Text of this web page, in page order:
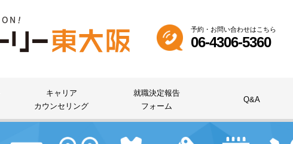
予約・お問い合わせはこちら
06-4306-5360
キャリア
カウンセリング
就職決定報告
フォーム
Q&A